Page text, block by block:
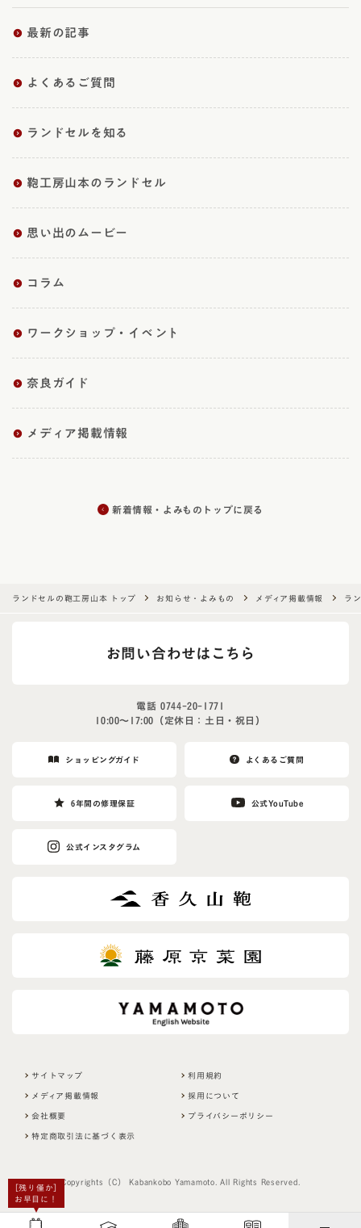
［残り僅か］
お早目に！
最新の記事
よくあるご質問
ランドセルを知る
鞄工房山本のランドセル
思い出のムービー
コラム
ワークショップ・イベント
奈良ガイド
メディア掲載情報
新着情報・よみものトップに戻る
ランドセルの鞄工房山本 トップ お知らせ・よみもの メディア掲載情報 ラ
お問い合わせはこちら
電話0744-20-1771
10:00〜17:00（定休日：土日・祝日）
ショッピングガイド よくあるご質問
6年間の修理保証 公式YouTube
公式インスタグラム
サイトマップ 利用規約
メディア掲載情報 採用について
会社概要 プライバシーポリシー
特定商取引法に基づく表示
Copyrights（C） Kabankobo Yamamoto. All Rights Reserved.